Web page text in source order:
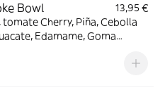
Bowl
13,95 €
tomate Cherry, Piña, Cebolla
Edamame, Goma